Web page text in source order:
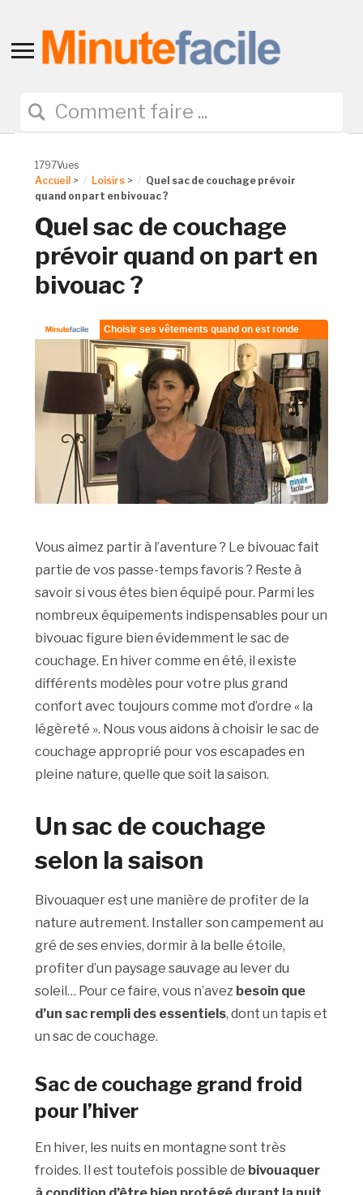
Toggle
navigation
1797Vues
Accueil > Loisirs >
Quel sac de couchage prévoir
quand on part en bivouac ?
Quel sac de couchage
prévoir quand on part en
bivouac ?
Vous aimez partir à l’aventure ? Le bivouac fait
partie de vos passe-temps favoris ? Reste à
savoir si vous êtes bien équipé pour. Parmi les
nombreux équipements indispensables pour un
bivouac figure bien évidemment le sac de
couchage. En hiver comme en été, il existe
différents modèles pour votre plus grand
confort avec toujours comme mot d’ordre « la
légèreté ». Nous vous aidons à choisir le sac de
couchage approprié pour vos escapades en
pleine nature, quelle que soit la saison.
Un sac de couchage
selon la saison
Bivouaquer est une manière de profiter de la
nature autrement. Installer son campement au
gré de ses envies, dormir à la belle étoile,
profiter d’un paysage sauvage au lever du
soleil… Pour ce faire, vous n’avez besoin que
d’un sac rempli des essentiels, dont un tapis et
un sac de couchage.
Sac de couchage grand froid
pour l’hiver
En hiver, les nuits en montagne sont très
froides. Il est toutefois possible de bivouaquer